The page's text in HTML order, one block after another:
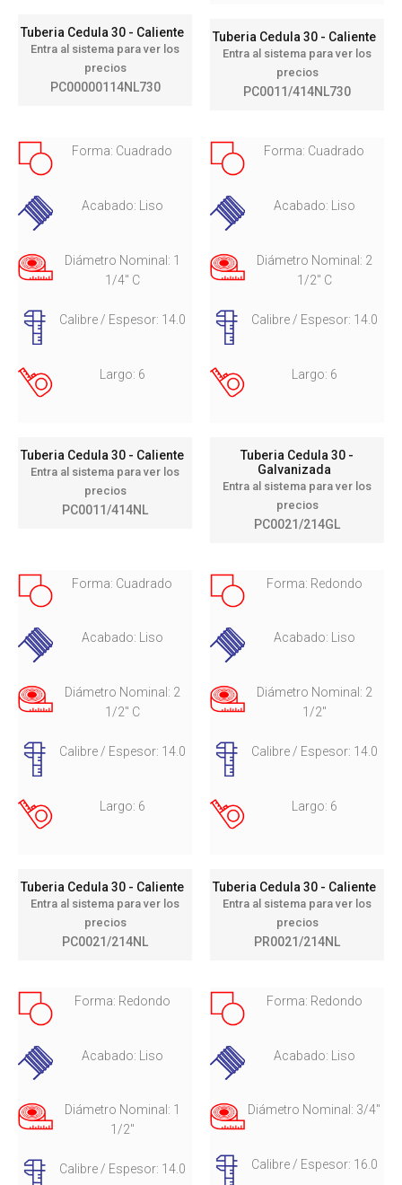
Tuberia Cedula 30 - Caliente
Entra al sistema para ver los
precios
PC00000114NL730
Tuberia Cedula 30 - Caliente
Entra al sistema para ver los
precios
PC0011/414NL730
Forma: Cuadrado
Acabado: Liso
Diámetro Nominal: 1
1/4" C
Calibre / Espesor: 14.0
Largo: 6
Tuberia Cedula 30 - Caliente
Entra al sistema para ver los
precios
PC0011/414NL
Forma: Cuadrado
Acabado: Liso
Diámetro Nominal: 2
1/2" C
Calibre / Espesor: 14.0
Largo: 6
Tuberia Cedula 30 -
Galvanizada
Entra al sistema para ver los
precios
PC0021/214GL
Forma: Cuadrado
Acabado: Liso
Diámetro Nominal: 2
1/2" C
Calibre / Espesor: 14.0
Largo: 6
Tuberia Cedula 30 - Caliente
Entra al sistema para ver los
precios
PC0021/214NL
Forma: Redondo
Acabado: Liso
Diámetro Nominal: 2
1/2"
Calibre / Espesor: 14.0
Largo: 6
Tuberia Cedula 30 - Caliente
Entra al sistema para ver los
precios
PR0021/214NL
Forma: Redondo
Acabado: Liso
Diámetro Nominal: 1
1/2"
Calibre / Espesor: 14.0
Forma: Redondo
Acabado: Liso
Diámetro Nominal: 3/4"
Calibre / Espesor: 16.0